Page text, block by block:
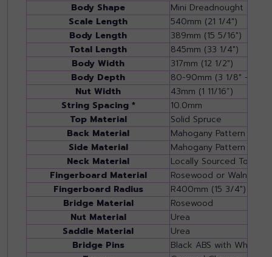
Body Shape
Mini Dreadnought Style
Scale Length
540mm (21 1/4")
Body Length
389mm (15 5/16")
Total Length
845mm (33 1/4")
Body Width
317mm (12 1/2")
Body Depth
80-90mm (3 1/8" - 3 9/
Nut Width
43mm (1 11/16”)
String Spacing *
10.0mm
Top Material
Solid Spruce
Back Material
Mahogany Pattern
Side Material
Mahogany Pattern
Neck Material
Locally Sourced
Fingerboard Material
Rosewood or Walnut
Fingerboard Radius
R400mm (15 3/4")
Bridge Material
Rosewood
Nut Material
Urea
Saddle Material
Urea
Bridge Pins
Black ABS with White